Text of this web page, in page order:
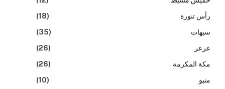
رأس تنورة
(18)
سيهات
(35)
عرعر
(26)
مكة المكرمة
(26)
منيو
(10)